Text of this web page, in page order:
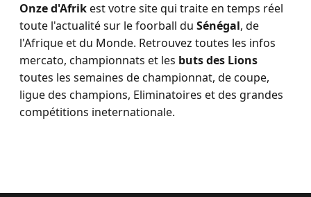
Onze d'Afrikest votre site qui traite en temps réel
toute l'actualité sur le foorball du Sénégal, de
l'Afrique et du Monde. Retrouvez toutes les infos
mercato, championnats et les buts des Lions
toutes les semaines de championnat, de coupe,
ligue des champions, Eliminatoires et des grandes
compétitions ineternationale.